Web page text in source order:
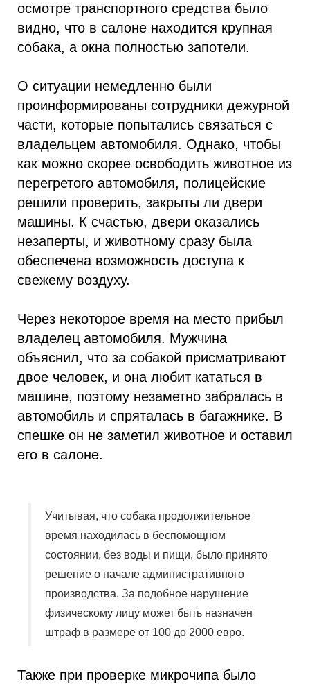
осмотре транспортного средства было
видно, что в салоне находится крупная
собака, а окна полностью запотели.
О ситуации немедленно были
проинформированы сотрудники дежурной
части, которые попытались связаться с
владельцем автомобиля. Однако, чтобы
как можно скорее освободить животное из
перегретого автомобиля, полицейские
решили проверить, закрыты ли двери
машины. К счастью, двери оказались
незаперты, и животному сразу была
обеспечена возможность доступа к
свежему воздуху.
Через некоторое время на место прибыл
владелец автомобиля. Мужчина
объяснил, что за собакой присматривают
двое человек, и она любит кататься в
машине, поэтому незаметно забралась в
автомобиль и спряталась в багажнике. В
спешке он не заметил животное и оставил
его в салоне.
Учитывая, что собака продолжительное
время находилась в беспомощном
состоянии, без воды и пищи, было принято
решение о начале административного
производства. За подобное нарушение
физическому лицу может быть назначен
штраф в размере от 100 до 2000 евро.
Также при проверке микрочипа было